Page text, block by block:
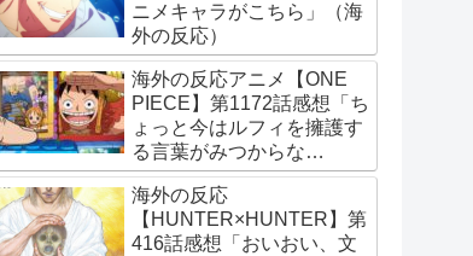
ニメキャラがこちら」（海
外の反応）
海外の反応アニメ【ONE
PIECE】第1172話感想「ち
ょっと今はルフィを擁護す
る言葉がみつからな
い･･･」
海外の反応
【HUNTER×HUNTER】第
416話感想「おいおい、文